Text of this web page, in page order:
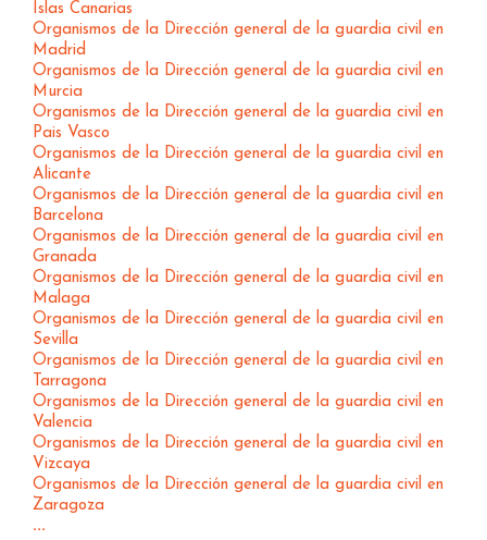
Islas Canarias
Organismos de la Dirección general de la guardia civil en
Madrid
Organismos de la Dirección general de la guardia civil en
Murcia
Organismos de la Dirección general de la guardia civil en
Pais Vasco
Organismos de la Dirección general de la guardia civil en
Alicante
Organismos de la Dirección general de la guardia civil en
Barcelona
Organismos de la Dirección general de la guardia civil en
Granada
Organismos de la Dirección general de la guardia civil en
Malaga
Organismos de la Dirección general de la guardia civil en
Sevilla
Organismos de la Dirección general de la guardia civil en
Tarragona
Organismos de la Dirección general de la guardia civil en
Valencia
Organismos de la Dirección general de la guardia civil en
Vizcaya
Organismos de la Dirección general de la guardia civil en
Zaragoza
...